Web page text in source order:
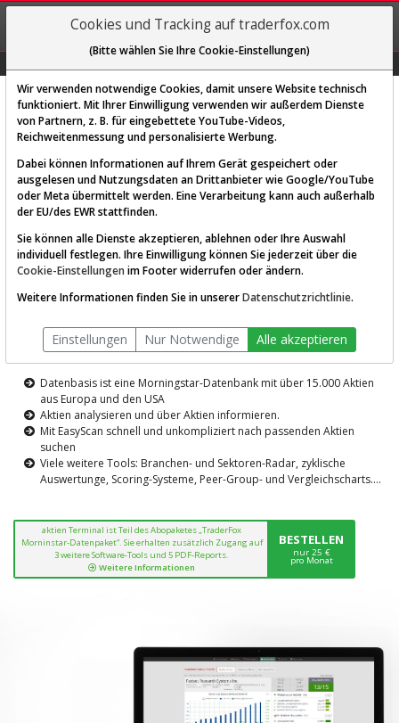
REGIS-
TRIEREN
Diese Funktion ist nur für
AKTIEN-TERMINAL
Die Aktienanalyse-Plattform von
TraderFox
Datenbasis ist eine Morningstar-Datenbank mit über 15.000 Aktien
aus Europa und den USA
Aktien analysieren und über Aktien informieren.
Mit EasyScan schnell und unkompliziert nach passenden Aktien
suchen
Viele weitere Tools: Branchen- und Sektoren-Radar, zyklische
Auswertunge, Scoring-Systeme, Peer-Group- und Vergleichscharts....
aktien Terminal ist Teil des Abopaketes „TraderFox
Morninstar-Datenpaket“. Sie erhalten zusätzlich Zugang auf
3 weitere Software-Tools und 5 PDF-Reports.
Weitere Informationen
BESTELLEN
nur 25 €
pro Monat
Cookies und Tracking auf traderfox.com
(Bitte wählen Sie Ihre Cookie-Einstellungen)
Wir verwenden notwendige Cookies, damit unsere Website technisch
funktioniert. Mit Ihrer Einwilligung verwenden wir außerdem Dienste
von Partnern, z. B. für eingebettete YouTube-Videos,
Reichweitenmessung und personalisierte Werbung.
Dabei können Informationen auf Ihrem Gerät gespeichert oder
ausgelesen und Nutzungsdaten an Drittanbieter wie Google/YouTube
oder Meta übermittelt werden. Eine Verarbeitung kann auch außerhalb
der EU/des EWR stattfinden.
Sie können alle Dienste akzeptieren, ablehnen oder Ihre Auswahl
individuell festlegen. Ihre Einwilligung können Sie jederzeit über die
Cookie-Einstellungen im Footer widerrufen oder ändern.
Weitere Informationen finden Sie in unsererDatenschutzrichtlinie.
Einstellungen Nur Notwendige Alle akzeptieren